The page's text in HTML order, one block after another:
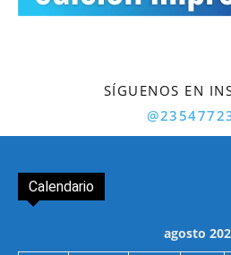
SÍGUENOS EN
Calendario
agosto